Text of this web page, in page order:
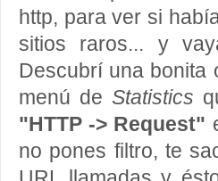
http, para ver si
sitios raros... y
Descubrí una bonita
menú de Statistics
"HTTP -> Request"
no pones filtro, te